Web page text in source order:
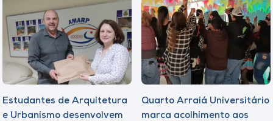
Estudantes de Arquitetura
e Urbanismo desenvolvem
Quarto Arraiá Universitário
marca acolhimento aos